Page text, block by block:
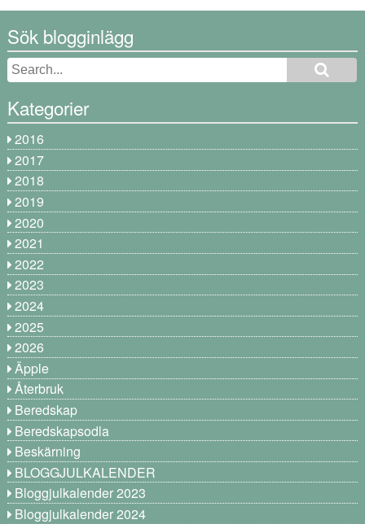
Sök blogginlägg
Kategorier
2016
2017
2018
2019
2020
2021
2022
2023
2024
2025
2026
Äpple
Återbruk
Beredskap
Beredskapsodla
Beskärning
BLOGGJULKALENDER
Bloggjulkalender 2023
Bloggjulkalender 2024